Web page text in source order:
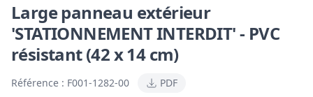
Large panneau extérieur
'STATIONNEMENT INTERDIT' - PVC
résistant (42 x 14 cm)
Référence : F001-1282-00 PDF